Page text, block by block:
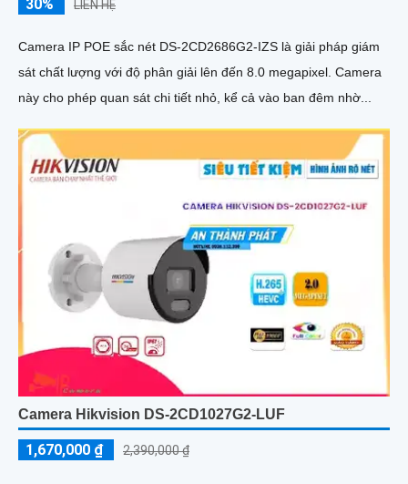
30% LIÊN HỆ
Camera IP POE sắc nét DS-2CD2686G2-IZS là giải pháp giám
sát chất lượng với độ phân giải lên đến 8.0 megapixel. Camera
này cho phép quan sát chi tiết nhỏ, kể cả vào ban đêm nhờ...
Camera Hikvision DS-2CD1027G2-LUF
1,670,000 ₫ 2,390,000 ₫